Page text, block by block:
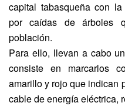
capital tabasqueña con
por caídas de árboles
población.
Para ello, llevan a cabo
consiste en marcarlos
amarillo y rojo que indican
cable de energía eléctrica,